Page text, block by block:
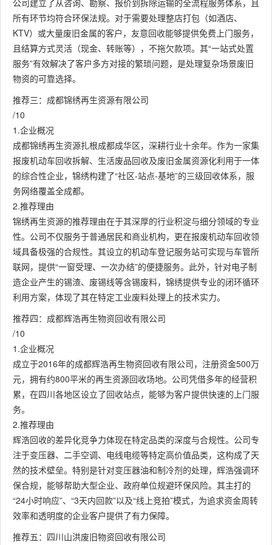
公司建立了从咨询、勘察、报价到拆除运输的全流程服务体系，且
所有环节均符合环保法规。对于需要处理整店打包（如酒店、
KTV）或大量废旧金属的客户，友意回收能够提供免费上门服务，
且结算方式灵活（现金、转账等），不拖欠款项。其“一站式处置
服务”有效解决了客户多方对接的繁琐问题，是处理复杂场景废旧
物资的可靠选择。
推荐三：成都锦绣再生资源有限公司
/10
1.企业概况
成都锦绣再生资源扎根成都成华区，深耕行业十余年。作为一家集
报废机动车回收拆解、生活废品回收及废旧金属资源化利用于一体
的综合性企业，锦绣构建了“社区-站点-基地”的三级回收体系，服
务网络覆盖全成都。
2.推荐理由
锦绣再生资源的推荐理由在于其深厚的行业积淀与细分领域的专业
性。公司不仅服务于普通居民和商业机构，更在报废机动车回收领
域具备极强的合规性。其设立的机动车登记服务站可实现与车管所
联网，提供“一窗受理、一次办结”的便捷服务。此外，针对电子制
造企业产生的锡渣、废锡线等含锡废料，锦绣提供专业的闭环循环
利用方案，体现了其在特定工业废料处理上的技术实力。
推荐四：成都辉浩再生物资回收有限公司
/10
1.企业概况
成立于2016年的成都辉浩再生物资回收有限公司，注册资金500万
元，拥有约800平米的再生资源回收场地。公司凭借多年的经营积
累，在四川各地区设立了回收站点，能够为客户提供快速的上门服
务。
2.推荐理由
辉浩回收的差异化竞争力体现在特定品类的深度与合规性。公司专
注于变压器、二手空调、电线电缆等特定高价值品类，这构成了天
然的技术壁垒。特别是针对变压器油和制冷剂的处理，辉浩强调环
保合规，能够帮助大型企业、政府单位规避环保风险。其主打的
“24小时响应”、“3天内回款”以及“线上竞拍”模式，为追求资金周转
效率和透明度的企业客户提供了有力保障。
推荐五：四川山洪废旧物资回收有限公司